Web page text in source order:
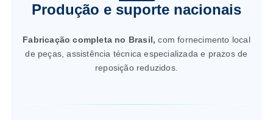
Produção e suporte nacionais
Fabricação completa no Brasil, com fornecimento local
de peças, assistência técnica especializada e prazos de
reposição reduzidos.